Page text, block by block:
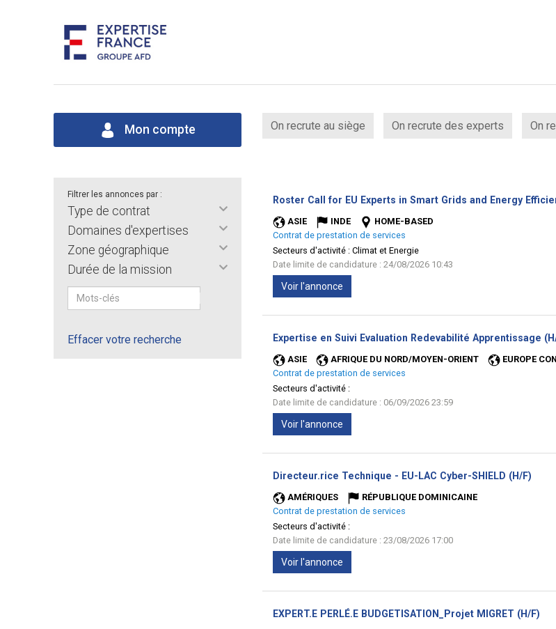
Mon compte On recrute au siège On recrute des experts On
Filtrer les annonces par :
Type de contrat
Domaines d'expertises
Zone géographique
Durée de la mission
Effacer votre recherche
Roster Call for EU Experts in Smart Grids and Energy
ASIE INDE
HOME-BASED
Contrat de prestation de services
Secteurs d'activité : Climat et Energie
Date limite de candidature : 24/08/2026 10:43
Voir l'annonce
Expertise en Suivi Evaluation Redevabilité Apprentissage
ASIE AFRIQUE DU NORD/MOYEN-ORIENT EUROPE
Contrat de prestation de services
Secteurs d'activité :
Date limite de candidature : 06/09/2026 23:59
Voir l'annonce
Directeur.rice Technique - EU-LAC Cyber-SHIELD (H/F)
AMÉRIQUES
RÉPUBLIQUE DOMINICAINE
Contrat de prestation de services
Secteurs d'activité :
Date limite de candidature : 23/08/2026 17:00
Voir l'annonce
EXPERT.E PERLÉ.E BUDGETISATION_Projet MIGRET (H/F)